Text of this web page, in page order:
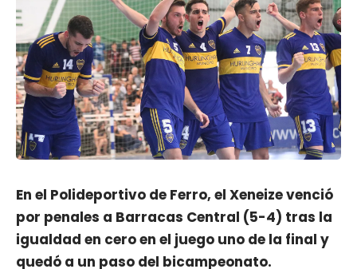
En el Polideportivo de Ferro, el Xeneize venció
por penales a Barracas Central (5-4) tras la
igualdad en cero en el juego uno de la final y
quedó a un paso del bicampeonato.